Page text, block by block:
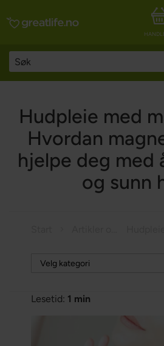
Hudpleie med
Hvordan
hjelpe deg med
og sunn
Lesetid: 1 min